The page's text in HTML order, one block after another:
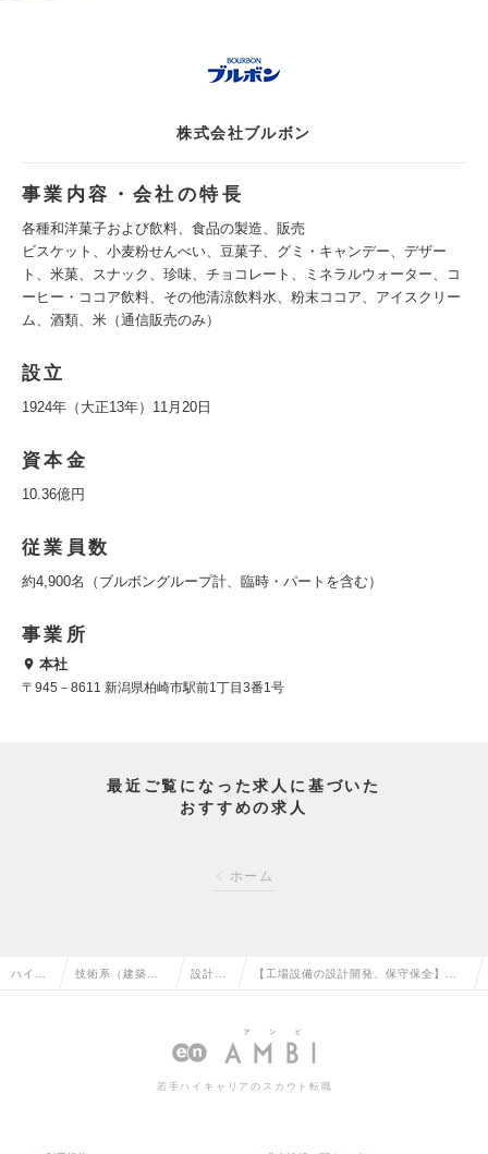
株式会社ブルボン
事業内容・会社の特長
各種和洋菓子および飲料、食品の製造、販売
ビスケット、小麦粉せんべい、豆菓子、グミ・キャンデー、デザー
ト、米菓、スナック、珍味、チョコレート、ミネラルウォーター、コ
ーヒー・ココア飲料、その他清涼飲料水、粉末ココア、アイスクリー
ム、酒類、米（通信販売のみ）
設立
1924年（大正13年）11月20日
資本金
10.36億円
従業員数
約4,900名（ブルボングループ計、臨時・パートを含む）
事業所
本社
〒945－8611 新潟県柏崎市駅前1丁目3番1号
最近ご覧になった求人に基づいた
おすすめの求人
ホーム
ハイク 技術系（建築・ 設計
備）の
【工場設備の設計開発、保守保全】世
の大手菓子メーカーの求人情報
若手ハイキャリアのスカウト転職